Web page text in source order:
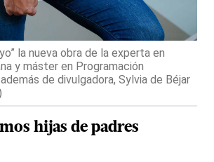
la nueva obra de la experta en
y máster en Programación
de divulgadora, Sylvia de Béjar
hijas de padres